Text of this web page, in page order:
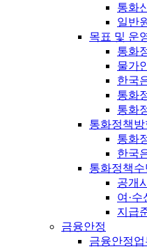
통화
일반
목표 및 운
통화
물가
한국
통화
통화
통화정책
통화
한국
통화정책수
공개
여·수
지급
금융안정
금융안정업